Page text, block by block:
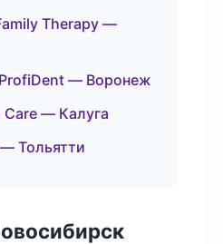
Therapy —
— Воронеж
— Калуга
Тольятти